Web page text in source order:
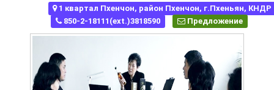
1 квартал Пхенчон, район Пхенчон, г.Пхеньян, КНДР
850-2-18111(ext.)3818590
Предложение